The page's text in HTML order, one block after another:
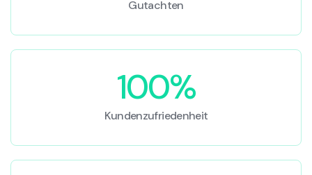
Gutachten
100%
Kundenzufriedenheit